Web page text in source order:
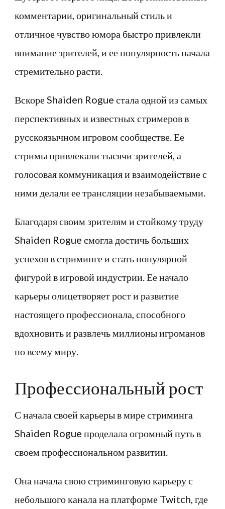
комментарии, оригинальный стиль и
отличное чувство юмора быстро привлекли
внимание зрителей, и ее популярность начала
стремительно расти.
Вскоре Shaiden Rogue стала одной из самых
перспективных и известных стримеров в
русскоязычном игровом сообществе. Ее
стримы привлекали тысячи зрителей, а
голосовая коммуникация и взаимодействие с
ними делали ее трансляции незабываемыми.
Благодаря своим зрителям и стойкому труду
Shaiden Rogue смогла достичь больших
успехов в стриминге и стать популярной
фигурой в игровой индустрии. Ее начало
карьеры олицетворяет рост и развитие
настоящего профессионала, способного
вдохновить и развлечь миллионы игроманов
по всему миру.
Профессиональный рост
С начала своей карьеры в мире стриминга
Shaiden Rogue проделала огромный путь в
своем профессиональном развитии.
Она начала свою стриминговую карьеру с
небольшого канала на платформе Twitch, где